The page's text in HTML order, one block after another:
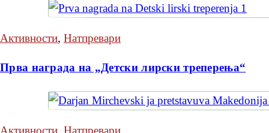
Активности, Натпревари
Прва награда на „Детски лирски треперења“
Активности Натпревари